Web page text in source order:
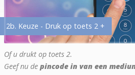
2b. Keuze - Druk op toets 2 +
Of u drukt op toets 2.
Geef nu de pincode in van een